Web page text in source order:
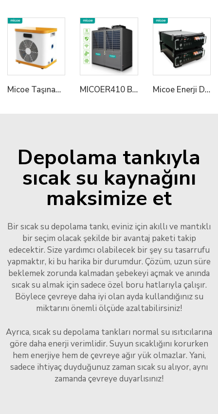
Micoe Taşınabilir Mini Yüzme Havuzu Isıtıcı Hava'dan-Suya Yüzme Havuzu Isı Pompası Su Isıtıcı MICOER410 Buzluk Çift Sıkıştırıcı Ticari Endüstriyel Isıtıcı Sistem Çözümü Micoe Enerji Depolama Sistemi LiFePO4 Batarya Yüksek Gerilim 50V 100V 50ah Güneşlendirme Litium Batarya
Depolama tankıyla
sıcak su kaynağını
maksimize et
Bir sıcak su depolama tankı, eviniz için akıllı ve mantıklı
bir seçim olacak şekilde bir avantaj paketi takip
edecektir. Size yardımcı olabilecek bir şey su tasarrufu
yapmaktır, ki bu harika bir durumdur. Çözüm, uzun süre
beklemek zorunda kalmadan şebekeyi açmak ve anında
sıcak su almak için sadece özel boru hatlarıyla çalışır.
Böylece çevreye daha iyi olan ayda kullandığınız su
miktarını önemli ölçüde azaltabilirsiniz!
Ayrıca, sıcak su depolama tankları normal su ısıtıcılarına
göre daha enerji verimlidir. Suyun sıcaklığını korurken
hem enerjiye hem de çevreye ağır yük olmazlar. Yani,
sadece ihtiyaç duyduğunuz zaman sıcak su alıyor, aynı
zamanda çevreye duyarlısınız!